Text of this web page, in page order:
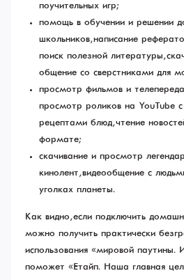
поучительных игр;
помощь в обучении и решении
школьников, написание
поиск полезной литературы,
общение со сверстниками для
просмотр фильмов и
просмотр роликов на YouTube
рецептами блюд, чтение
формате;
скачивание и просмотр
кинолент, видеообщение с
уголках планеты.
Как видно, если подключить
можно получить практически
использования «мировой
поможет «Етайп». Наша главная